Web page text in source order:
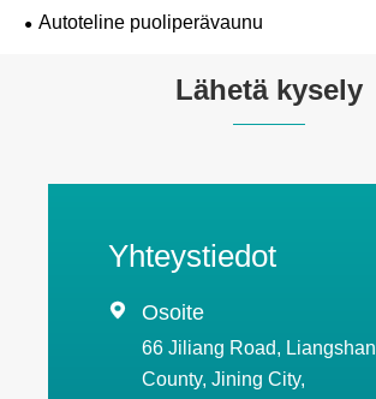
Autoteline puoliperävaunu
Lähetä kysely
Yhteystiedot
 Osoite
66 Jiliang Road, Liangshan
County, Jining City,